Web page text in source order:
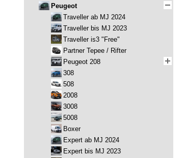
Peugeot
Traveller ab MJ 2024
Traveller bis MJ 2023
Traveller is3 "Free"
Partner Tepee / Rifter
Peugeot 208
308
508
2008
3008
5008
Boxer
Expert ab MJ 2024
Expert bis MJ 2023